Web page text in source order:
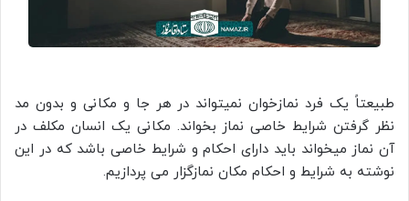
طبیعتاً یک فرد نمازخوان نمیتواند در هر جا و مکانی و بدون مد
نظر گرفتن شرایط خاصی نماز بخواند. مکانی یک انسان مکلف در
آن نماز میخواند باید دارای احکام و شرایط خاصی باشد که در این
نوشته به شرایط و احکام مکان نمازگزار می پردازیم.